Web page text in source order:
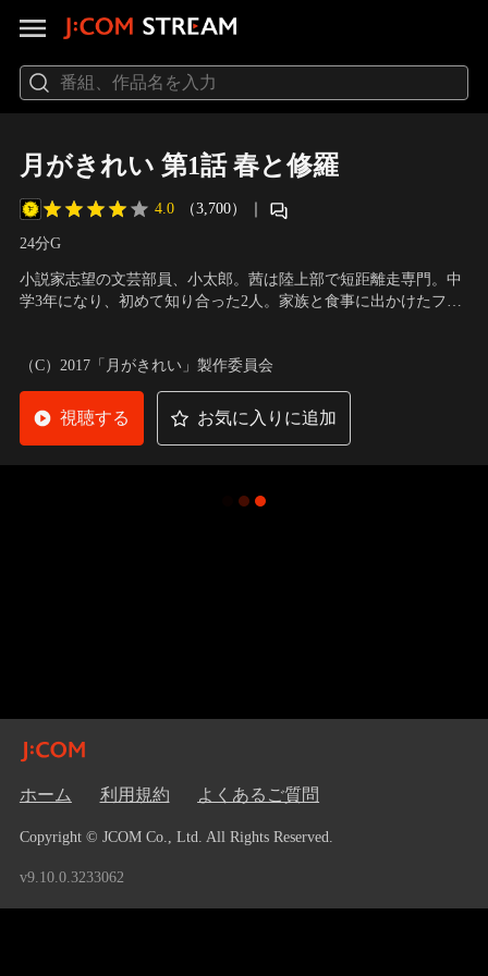
月がきれい 第1話 春と修羅
4.0 （3,700） ｜
24分G
小説家志望の文芸部員、小太郎。茜は陸上部で短距離走専門。中
学3年になり、初めて知り合った2人。家族と食事に出かけたファ
ん） 他
（C）2017「月がきれい」製作委員会
視聴する お気に入りに追加
ホーム 利用規約 よくあるご質問
Copyright © JCOM Co., Ltd. All Rights Reserved.
v9.10.0.3233062